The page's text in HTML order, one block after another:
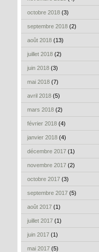
octobre 2018 (3)
septembre 2018 (2)
août 2018 (13)
juillet 2018 (2)
juin 2018 (3)
mai 2018 (7)
avril 2018 (5)
mars 2018 (2)
février 2018 (4)
janvier 2018 (4)
décembre 2017 (1)
novembre 2017 (2)
octobre 2017 (3)
septembre 2017 (5)
août 2017 (1)
juillet 2017 (1)
juin 2017 (1)
mai 2017 (5)